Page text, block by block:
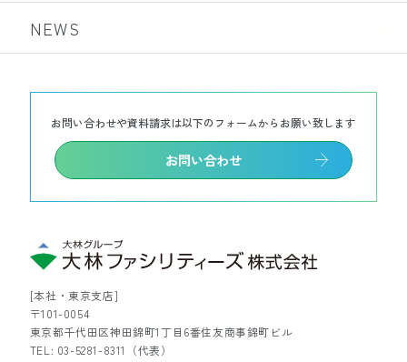
[本社・東京支店]
〒101-0054
東京都千代田区神田錦町1丁目6番住友商事錦町ビル
TEL: 03-5281-8311（代表）
NEWS
お問い合わせや資料請求は以下のフォームからお願い致します
お問い合わせ